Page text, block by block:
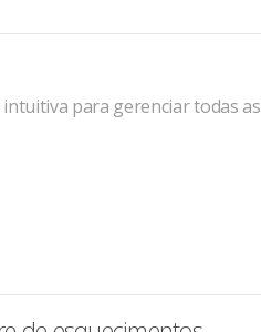
para gerenciar todas